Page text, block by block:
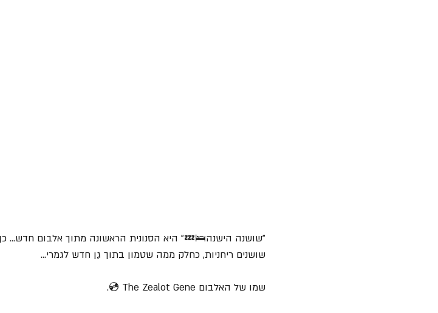
שושנים ריחניות, כחלק ממה שטמון בתוך גֵן חדש לגמרי...
שמו של האלבום The Zealot Gene 💿.